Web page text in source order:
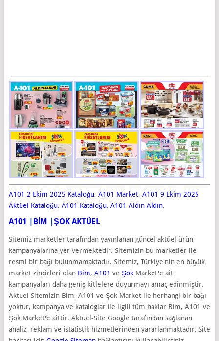
A101 2 Ekim 2025 Kataloğu, A101 Market, A101 9 Ekim 2025
Aktüel Kataloğu, A101 Kataloğu, A101 Aldın Aldın,
A101 BİM ŞOK AKTÜEL
Sitemiz marketler tarafından yayınlanan güncel aktüel ürün
kampanyalarına yer vermektedir. Sitemizin bu marketler ile
resmi bir bağı bulunmamaktadır. Sitemiz, Türkiye'nin en büyük
market zincirleri olan Bim, A101 ve ŞokMarket'e ait
kampanyaları daha geniş kitlelere duyurmayı amaç edinmiştir.
Aktuel Sitemizin Bim, A101 ve Şok Market ile herhangi bir bağı
yoktur, kampanya ve kataloglar ile ilgili tüm haklar Bim, A101 ve
Şok Market'e aittir. Aktuel-Site Google tarafından sağlanan
analiz, reklam ve istatistik hizmetlerinden yararlanmaktadır. Site